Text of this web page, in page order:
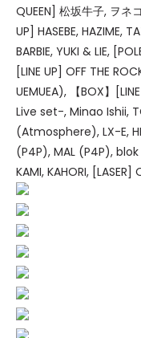
QUEEN] 松坂牛子, ヲネ
UP] HASEBE, HAZIME,
BARBIE, YUKI & LIE,
[LINE UP] OFF THE
UEMUEA), 【BOX】
Live set-, Minao Ishii,
(Atmosphere), LX-E,
(P4P), MAL (P4P),
KAMI, KAHORI, [LASER]